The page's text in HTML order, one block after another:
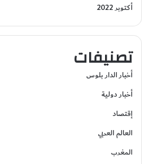
أكتوبر 2022
تصنيفات
أخبار الدار بلوس
أخبار دولية
إقتصاد
العالم العربي
المغرب